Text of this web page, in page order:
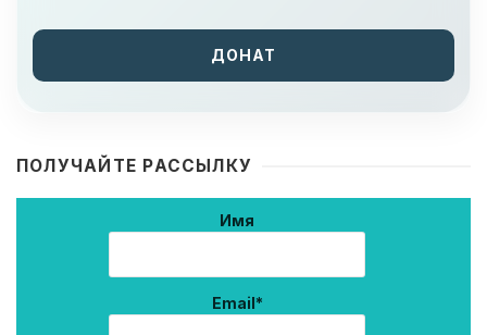
ДОНАТ
ПОЛУЧАЙТЕ РАССЫЛКУ
Имя
Email*